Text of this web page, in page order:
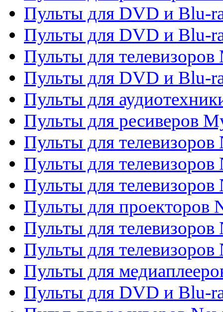
Пульты для DVD и Blu-
Пульты для DVD и Blu-
Пульты для телевизоров
Пульты для DVD и Blu-
Пульты для
Пульты для ресиверов
Пульты для телевизоров
Пульты для телевизоров
Пульты для телевизоров
Пульты для проекторов
Пульты для телевизоров
Пульты для телевизоров
Пульты для
Пульты для DVD и Blu-